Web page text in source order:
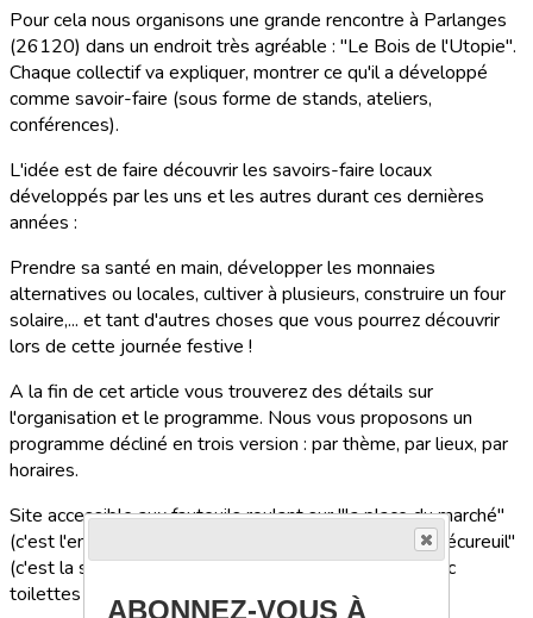
Pour cela nous organisons une grande rencontre à Parlanges
(26120) dans un endroit très agréable : "Le Bois de l'Utopie".
Chaque collectif va expliquer, montrer ce qu'il a développé
comme savoir-faire (sous forme de stands, ateliers,
conférences).
L'idée est de faire découvrir les savoirs-faire locaux
développés par les uns et les autres durant ces dernières
années :
Prendre sa santé en main, développer les monnaies
alternatives ou locales, cultiver à plusieurs, construire un four
solaire,... et tant d'autres choses que vous pourrez découvrir
lors de cette journée festive !
A la fin de cet article vous trouverez des détails sur
l'organisation et le programme. Nous vous proposons un
programme décliné en trois version : par thème, par lieux, par
horaires.
Site accessible aux fauteuils roulant sur "la place du marché"
(c'est l'endroit où seront les stands) et dans la "salle écureuil"
(c'est la salle où nous ferons conférences et film) avec
toilettes adaptées.ABONNEZ-VOUS À